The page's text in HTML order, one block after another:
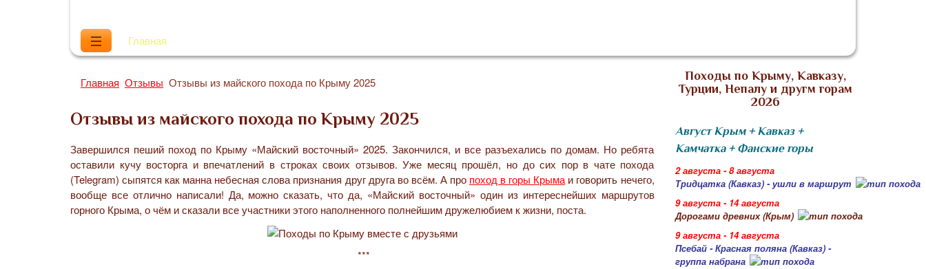
Главная
Главная Отзывы Отзывы из майского похода по Крыму 2025
Отзывы из майского похода по Крыму 2025
Завершился пеший поход по Крыму «Майский восточный» 2025. Закончился, и все разъехались по домам. Но ребята
оставили кучу восторга и впечатлений в строках своих отзывов. Уже месяц прошёл, но до сих пор в чате похода
(Telegram) сыпятся как манна небесная слова признания друг друга во всём. А про поход в горы Крыма и говорить нечего,
вообще все отлично написали! Да, можно сказать, что да, «Майский восточный» один из интереснейших маршрутов
горного Крыма, о чём и сказали все участники этого наполненного полнейшим дружелюбием к жизни, поста.
***
Походы по Крыму, Кавказу,
Турции, Непалу и другм горам
2026
Август Крым + Кавказ +
Камчатка + Фанские горы
2 августа - 8 августа
Тридцатка (Кавказ) - ушли в маршрут
9 августа - 14 августа
Дорогами древних (Крым)
9 августа - 14 августа
Псебай - Красная поляна (Кавказ) -
группа набрана